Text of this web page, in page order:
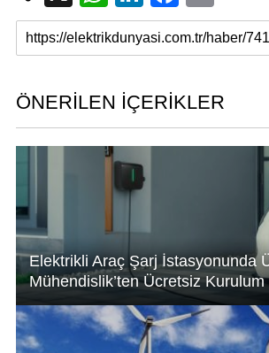
h
at
A
p
p
n
k
dI
n
a
c
b
o
m
ail
ÖNERİLEN İÇERİKLER
Elektrikli Araç Şarj İstasyonunda
Mühendislik’ten Ücretsiz Kurulum